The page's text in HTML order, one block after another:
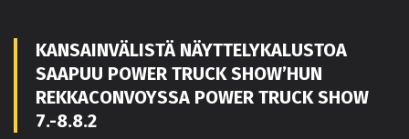
KANSAINVÄLISTÄ NÄYTTELYKALUSTOA
SAAPUU POWER TRUCK SHOW’HUN
REKKACONVOYSSA POWER TRUCK SHOW
7.-8.8.2